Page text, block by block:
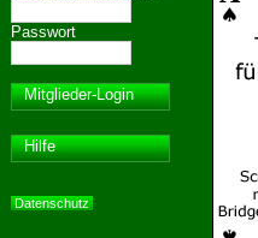
Passwort
Mitglieder-Login
Hilfe
Datenschutz